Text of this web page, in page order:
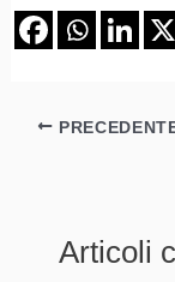
Articoli